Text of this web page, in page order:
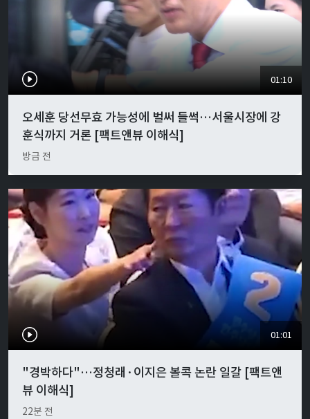
01:10
오세훈 당선무효 가능성에 벌써 들썩…서울시장에 강
훈식까지 거론 [팩트앤뷰 이해식]
방금 전
01:01
"경박하다"…정청래·이지은 볼콕 논란 일갈 [팩트앤
뷰 이해식]
22분 전